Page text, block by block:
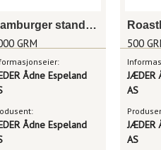
Hamburger standard 100g
GRM
Ådne Espeland
Ådne Espeland
500
JÆDER
AS
JÆDER
AS